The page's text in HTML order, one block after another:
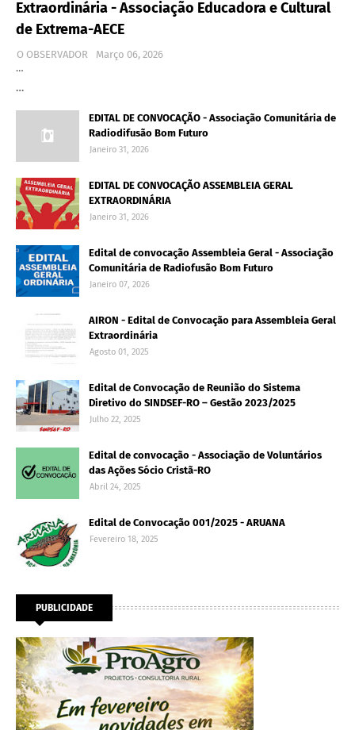
Extraordinária - Associação Educadora e Cultural
de Extrema-AECE
O OBSERVADOR
Março 06, 2026
…
…
EDITAL DE CONVOCAÇÃO - Associação Comunitária de
Radiodifusão Bom Futuro
Janeiro 31, 2026
EDITAL DE CONVOCAÇÃO ASSEMBLEIA GERAL
EXTRAORDINÁRIA
Janeiro 31, 2026
Edital de convocação Assembleia Geral - Associação
Comunitária de Radiofusão Bom Futuro
Janeiro 07, 2026
AIRON - Edital de Convocação para Assembleia Geral
Extraordinária
Agosto 01, 2025
Edital de Convocação de Reunião do Sistema
Diretivo do SINDSEF-RO – Gestão 2023/2025
Julho 22, 2025
Edital de convocação - Associação de Voluntários
das Ações Sócio Cristã-RO
Abril 24, 2025
Edital de Convocação 001/2025 - ARUANA
Fevereiro 18, 2025
PUBLICIDADE